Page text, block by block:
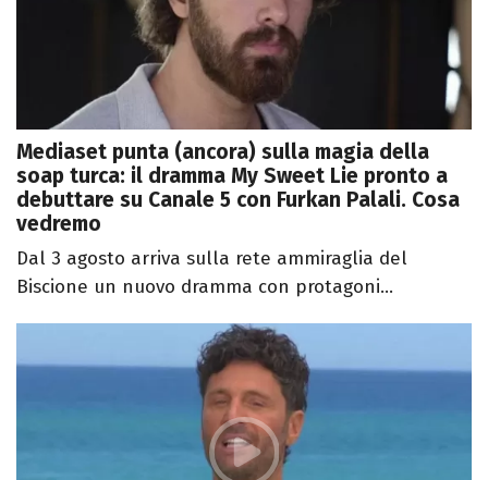
Mediaset punta (ancora) sulla magia della
soap turca: il dramma My Sweet Lie pronto a
debuttare su Canale 5 con Furkan Palali. Cosa
vedremo
Dal 3 agosto arriva sulla rete ammiraglia del
Biscione un nuovo dramma con protagoni...